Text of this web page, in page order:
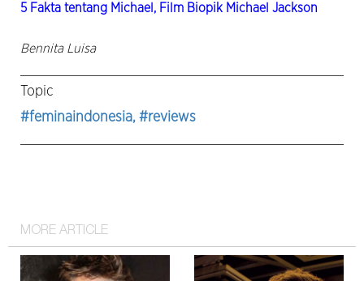
5 Fakta tentang Michael, Film Biopik Michael Jackson
Bennita Luisa
Topic
#feminaindonesia, #reviews
MORE ARTICLE